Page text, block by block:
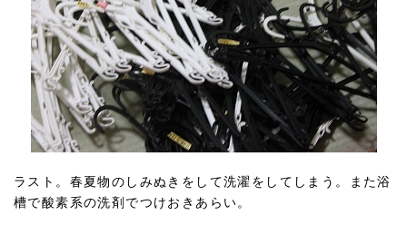
ラスト。春夏物のしみぬきをして洗濯をしてしまう。また浴
槽で酸素系の洗剤でつけおきあらい。